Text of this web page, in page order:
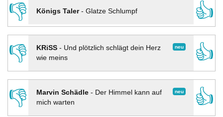
👎
Königs Taler- Glatze Schlumpf
👍
👎
neu
KRiSS- Und plötzlich schlägt dein Herz
wie meins
👍
👎 neu
Marvin Schädle- Der Himmel kann auf
mich warten
👍